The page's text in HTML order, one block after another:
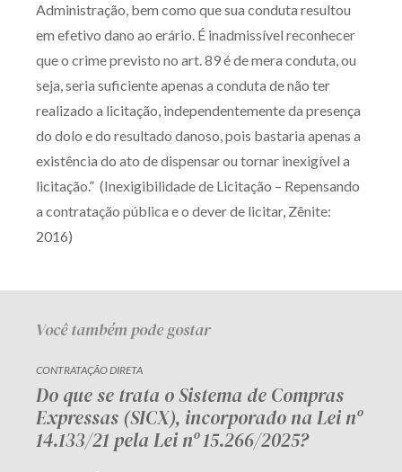
Administração, bem como que sua conduta resultou
em efetivo dano ao erário. É inadmissível reconhecer
que o crime previsto no art. 89 é de mera conduta, ou
seja, seria suficiente apenas a conduta de não ter
realizado a licitação, independentemente da presença
do dolo e do resultado danoso, pois bastaria apenas a
existência do ato de dispensar ou tornar inexigível a
licitação.” (Inexigibilidade de Licitação – Repensando
a contratação pública e o dever de licitar, Zênite:
2016)
Você também pode gostar
CONTRATAÇÃO DIRETA
Do que se trata o Sistema de Compras
Expressas (SICX), incorporado na Lei nº
14.133/21 pela Lei nº 15.266/2025?